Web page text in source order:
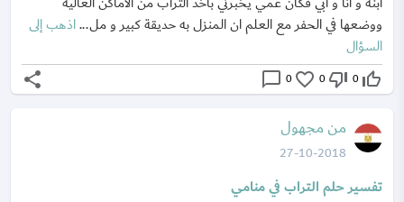
ووضعها في الحفر مع العلم ان المنزل به حديقة كبير و مل...اذهب إلى
السؤال
thumb_up_off_alt
0
thumb_down_off_alt
0
favorite_border
0
chat_bubble_outline
share
من مجهول
27-10-2018
تفسير حلم التراب في منامي